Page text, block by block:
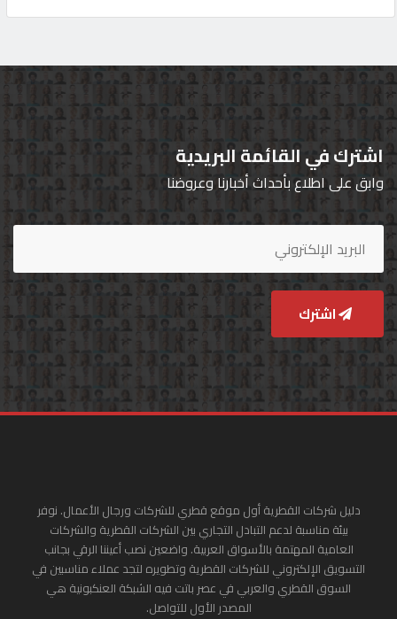
اشترك في القائمة البريدية
وابق على اطلاع بأحداث أخبارنا وعروضنا
اشترك
دليل شركات القطرية أول موقع قطري للشركات ورجال الأعمال. نوفر
بيئة مناسبة لدعم التبادل التجاري بين الشركات القطرية والشركات
العامية المهتمة بالأسواق العربية. واضعين نصب أعيننا الرقي بجانب
التسويق الإلكتروني للشركات القطرية وتطويره لتجد عملاء مناسبين في
السوق القطري والعربي في عصر باتت فيه الشبكة العنكبونية هي
المصدر الأول للتواصل.